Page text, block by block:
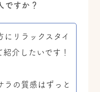
ですか？
にリラックスタイ
紹介したいです！
ラの質感はずっと